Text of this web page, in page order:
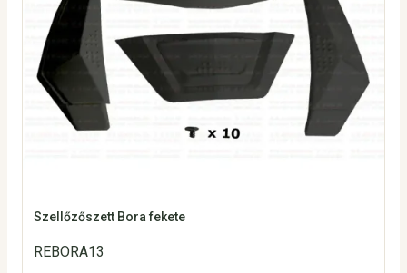
Szellőzőszett Bora fekete
REBORA13